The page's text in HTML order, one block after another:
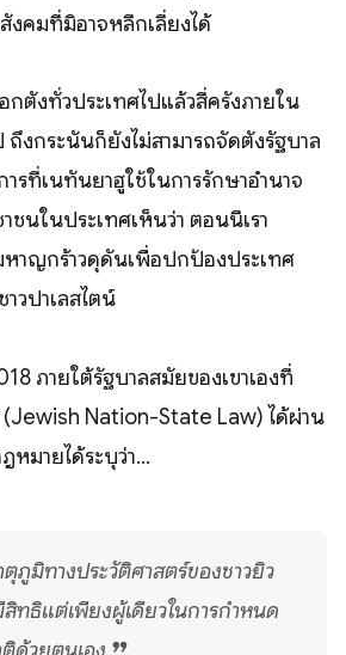
งคมที่มิอาจหลีกเลี่ยงได้
อกตั้งทั่วประเทศไปแล้วสี่ครั้งภายใน
ถึงกระนั้นก็ยังไม่สามารถจัดตั้งรัฐบาล
รที่เนทันยาฮูใช้ในการรักษาอำนาจ
ชนในประเทศเห็นว่า ตอนนี้เรา
หาญกร้าวดุดันเพื่อปกป้องประเทศ
วปาเลสไตน์
ภายใต้รัฐบาลสมัยของเขาเองที่
(Jewish Nation-State Law) ได้ผ่าน
หมายได้ระบุว่า...
ตุภูมิทางประวัติศาสตร์ของชาวยิว
ทธิแต่เพียงผู้เดียวในการกำหนด